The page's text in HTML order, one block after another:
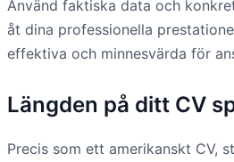
Använd faktiska data och
åt dina professionella
effektiva och minnesvärda för
Längden på ditt CV
Precis som ett amerikanskt CV,